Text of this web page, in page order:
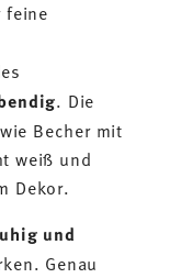
feine
. Die
Becher mit
weiß und
Dekor.
und
Genau